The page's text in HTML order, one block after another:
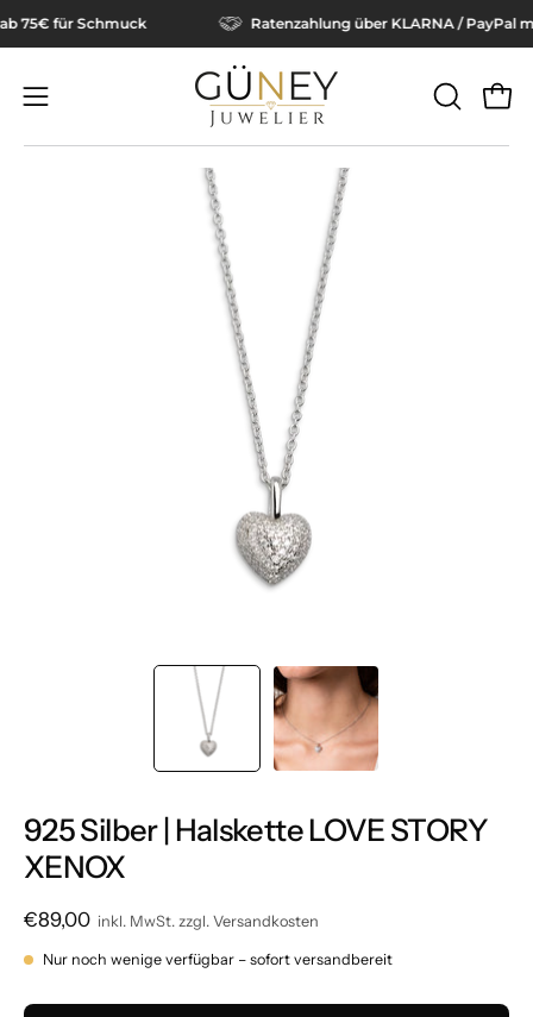
Inhalt
überspringen
ab 75€ für Schmuck Ratenzahlung über KLARNA /
Navigationsmenü
öffnen
925 Silber | Halskette LOVE STORY
XENOX
€89,00 inkl. MwSt. zzgl. Versandkosten
Nur noch wenige verfügbar – sofort versandbereit